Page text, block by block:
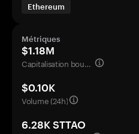
Ethereum
Métriques
$1.18M
Capitalisation boursière
$0.10K
Volume (24h)
6.28K STTAO